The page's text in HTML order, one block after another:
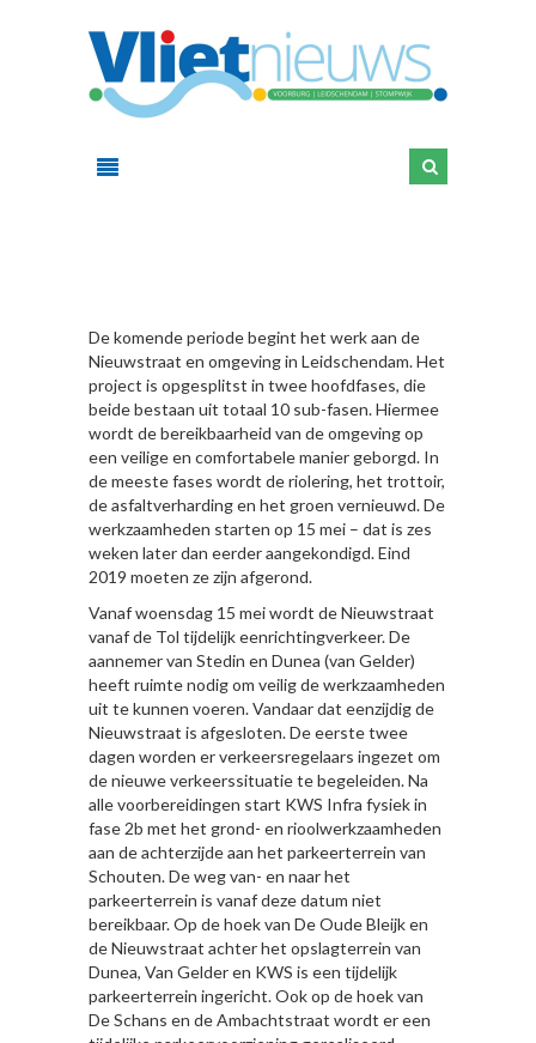
De komende periode begint het werk aan de
Nieuwstraat en omgeving in Leidschendam. Het
project is opgesplitst in twee hoofdfases, die
beide bestaan uit totaal 10 sub-fasen. Hiermee
wordt de bereikbaarheid van de omgeving op
een veilige en comfortabele manier geborgd. In
de meeste fases wordt de riolering, het trottoir,
de asfaltverharding en het groen vernieuwd. De
werkzaamheden starten op 15 mei – dat is zes
weken later dan eerder aangekondigd. Eind
2019 moeten ze zijn afgerond.
Vanaf woensdag 15 mei wordt de Nieuwstraat
vanaf de Tol tijdelijk eenrichtingverkeer. De
aannemer van Stedin en Dunea (van Gelder)
heeft ruimte nodig om veilig de werkzaamheden
uit te kunnen voeren. Vandaar dat eenzijdig de
Nieuwstraat is afgesloten. De eerste twee
dagen worden er verkeersregelaars ingezet om
de nieuwe verkeerssituatie te begeleiden. Na
alle voorbereidingen start KWS Infra fysiek in
fase 2b met het grond- en rioolwerkzaamheden
aan de achterzijde aan het parkeerterrein van
Schouten. De weg van- en naar het
parkeerterrein is vanaf deze datum niet
bereikbaar. Op de hoek van De Oude Bleijk en
de Nieuwstraat achter het opslagterrein van
Dunea, Van Gelder en KWS is een tijdelijk
parkeerterrein ingericht. Ook op de hoek van
De Schans en de Ambachtstraat wordt er een